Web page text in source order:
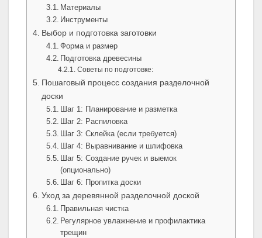
Материалы
Инструменты
Выбор и подготовка заготовки
Форма и размер
Подготовка древесины
Советы по подготовке:
Пошаговый процесс создания разделочной
доски
Шаг 1: Планирование и разметка
Шаг 2: Распиловка
Шаг 3: Склейка (если требуется)
Шаг 4: Выравнивание и шлифовка
Шаг 5: Создание ручек и выемок
(опционально)
Шаг 6: Пропитка доски
Уход за деревянной разделочной доской
Правильная чистка
Регулярное увлажнение и профилактика
трещин